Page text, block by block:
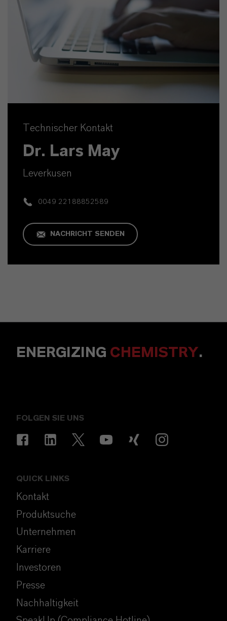
Technischer Kontakt
Dr. Lars May
Leverkusen
0049 22188852589
NACHRICHT SENDEN
ENERGIZING CHEMISTRY.
FOLGEN SIE UNS
QUICK LINKS
Kontakt
Produktsuche
Unternehmen
Karriere
Investoren
Presse
Nachhaltigkeit